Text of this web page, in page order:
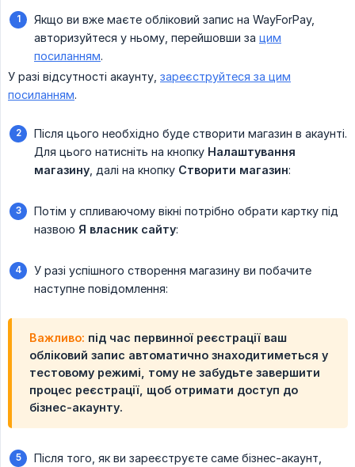
Якщо ви вже маєте обліковий запис на WayForPay,
авторизуйтеся у ньому, перейшовши за цим
посиланням.
У разі відсутності акаунту, зареєструйтеся за цим
посиланням.
Після цього необхідно буде створити магазин в акаунті.
Для цього натисніть на кнопку Налаштування
магазину , далі на кнопку Створити магазин:
Потім у спливаючому вікні потрібно обрати картку під
назвою Я власник сайту:
У разі успішного створення магазину ви побачите
наступне повідомлення:
Важливо: під час первинної реєстрації ваш
обліковий запис автоматично знаходитиметься у
тестовому режимі, тому не забудьте завершити
процес реєстрації, щоб отримати доступ до
бізнес-акаунту.
Після того, як ви зареєструєте саме бізнес-акаунт,